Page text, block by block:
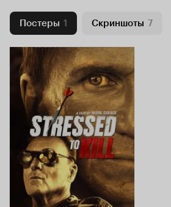
Постеры 1 Скриншоты 7